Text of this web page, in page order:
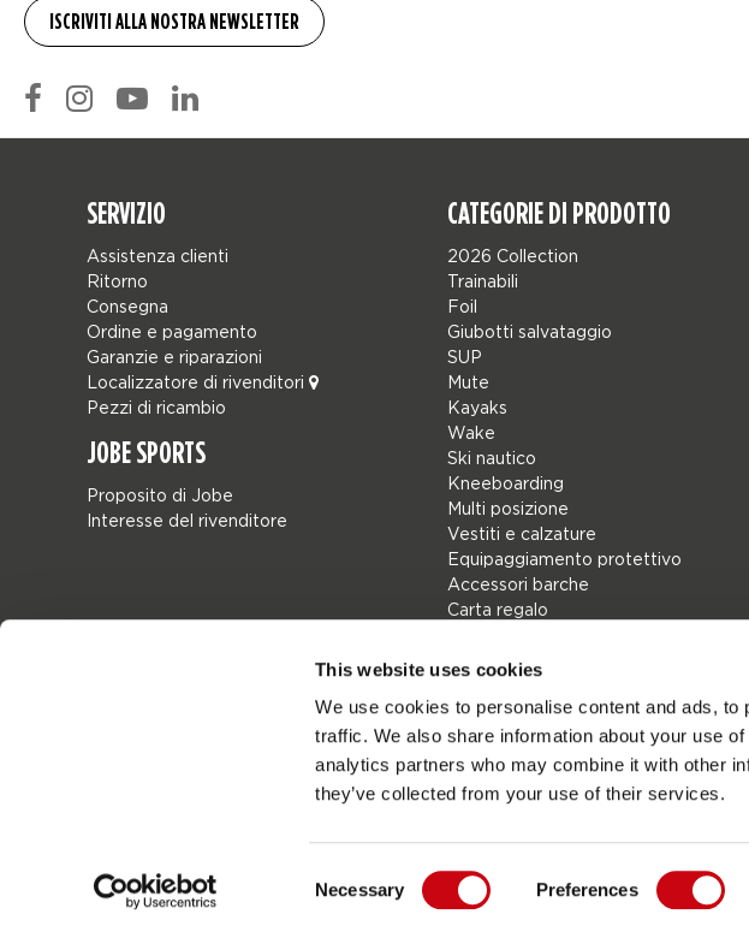
This website uses cookies
We use cookies to personalise content and ads,
traffic. We also share information about your use
analytics partners who may combine it with other
they’ve collected from your use of their services.
Selection
Necessary Preferences
SERVIZIO
Assistenza clienti
Ritorno
Consegna
Ordine e pagamento
Garanzie e riparazioni
Localizzatore di rivenditori
Pezzi di ricambio
JOBE SPORTS
Proposito di Jobe
Interesse del rivenditore
CATEGORIE DI PRODOTTO
2026 Collection
Trainabili
Foil
Giubotti salvataggio
SUP
Mute
Kayaks
Wake
Ski nautico
Kneeboarding
Multi posizione
Vestiti e calzature
Equipaggiamento protettivo
Accessori barche
Carta regalo
Collaborations
SALE
Mix & Match
Pezzi di ricambio
Netherlands Jobesports.com - Sito